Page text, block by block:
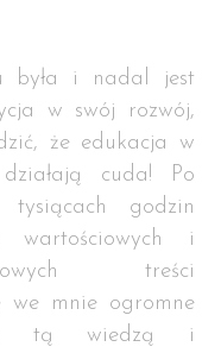
była i nadal jest
w swój rozwój,
że edukacja w
cuda! Po
godzin
wartościowych i
treści
we mnie ogromne
tą wiedzą i